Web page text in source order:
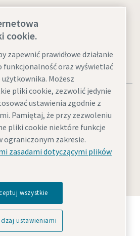
ochrony prywatności
Dostępność cyfrowaMapa strony
Atlas Copco tworzy
przyszłość.
Grupy Atlas Copco
cookie.
zapewnić prawidłowe działanie
funkcjonalność oraz wyświetlać
Możesz
pliki cookie, zezwolić jedynie
ustawienia zgodnie z
Pamiętaj, że przy zezwoleniu
pliki cookie niektóre funkcje
ograniczonym zakresie.
zasadami dotyczącymi plików
wszystkie
ustawieniami